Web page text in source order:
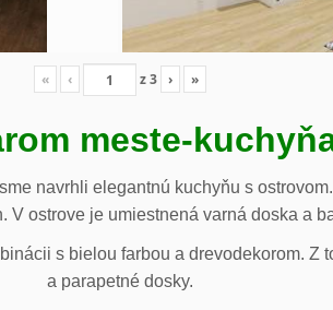
« ‹ z3 › »
meste-
navrhli elegantnú kuchyňu s
V ostrove je umiestnená varná doska a
s bielou farbou a drevodekorom. Z
a parapetné dosky.